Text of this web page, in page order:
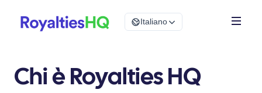
Italiano
Chi è Royalties HQ